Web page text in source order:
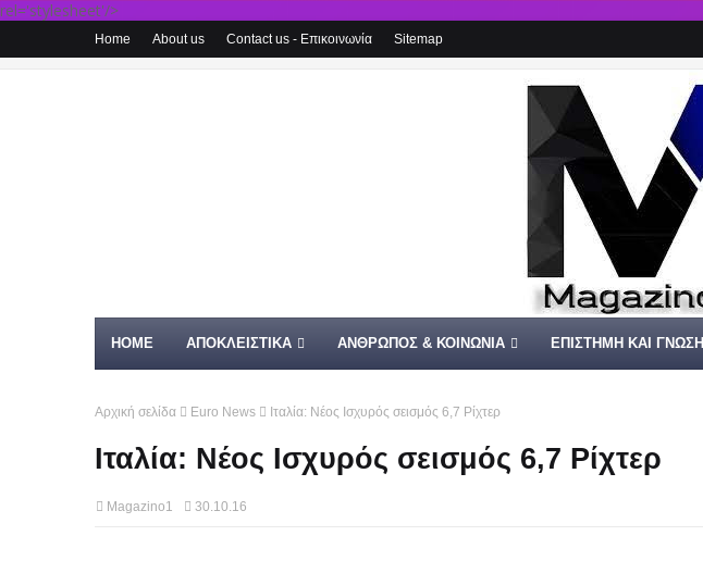
rel='stylesheet'/>
Home About us Contact us - Επικοινωνία Sitemap
HOME ΑΠΟΚΛΕΙΣΤΙΚΑ ΑΝΘΡΩΠΟΣ & ΚΟΙΝΩΝΙΑ ΕΠΙΣΤΗΜΗ ΚΑΙ ΓΝΩΣΗ
Αρχική σελίδα Euro News Ιταλία: Νέος Ισχυρός σεισμός 6,7 Ρίχτερ
Ιταλία: Νέος Ισχυρός σεισμός 6,7 Ρίχτερ
Magazino1 30.10.16